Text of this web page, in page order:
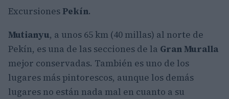
Excursiones Pekín.
Mutianyu, a unos 65 km (40 millas) al norte de
Pekín, es una de las secciones de la Gran Muralla
mejor conservadas. También es uno de los
lugares más pintorescos, aunque los demás
lugares no están nada mal en cuanto a su